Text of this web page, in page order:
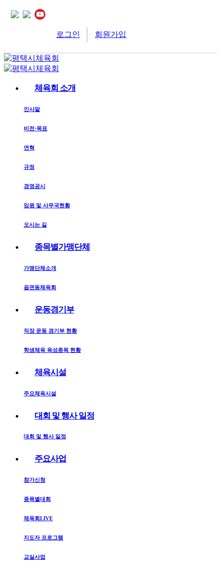
로그인 회원가입
체육회 소개
인사말
비전·목표
연혁
규정
경영공시
임원 및 사무국현황
오시는 길
종목별가맹단체
가맹단체소개
읍면동체육회
운동경기부
직장 운동 경기부 현황
학생체육 육성종목 현황
체육시설
주요체육시설
대회 및 행사 일정
대회 및 행사 일정
주요사업
참가신청
종목별대회
체육회LIVE
지도자 프로그램
교실사업